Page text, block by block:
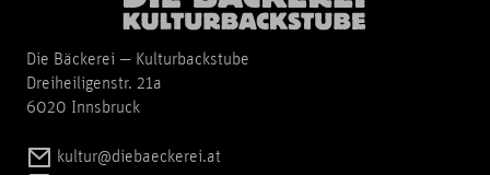
Die Bäckerei — Kulturbackstube
Dreiheiligenstr. 21a
6020 Innsbruck
kultur@diebaeckerei.at